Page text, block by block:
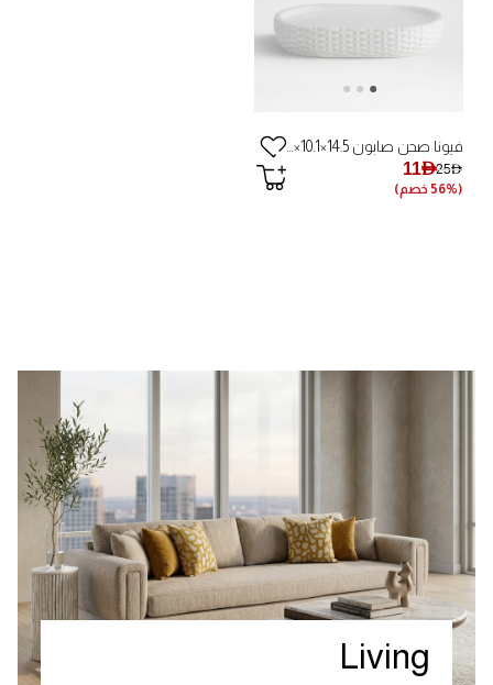
فيونا صحن صابون 14.5×10.1×2.5 سم
11AED25AED
(56% خصم)
Living